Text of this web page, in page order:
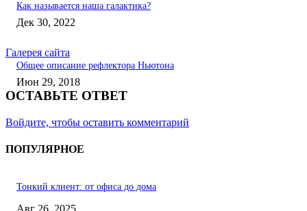
Как называется наша галактика?
Дек 30, 2022
Галерея сайта
Общее описание рефлектора Ньютона
Июн 29, 2018
ОСТАВЬТЕ ОТВЕТ
Войдите, чтобы оставить комментарий
ПОПУЛЯРНОЕ
Тонкий клиент: от офиса до дома
Авг 26, 2025